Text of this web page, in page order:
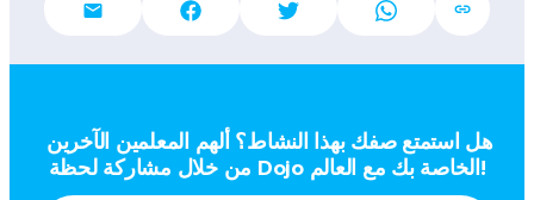
من خلال مشاركة لحظة Dojo الخاصة بك مع العالم!